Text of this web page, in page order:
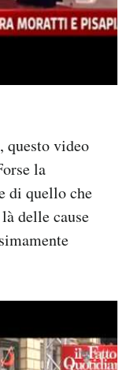
questo video
la
di quello che
delle cause